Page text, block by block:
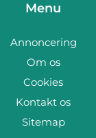
Menu
Annoncering
Om os
Cookies
Kontakt os
Sitemap